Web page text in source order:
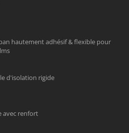
hautement adhésif & flexible pour
d'isolation rigide
avec renfort